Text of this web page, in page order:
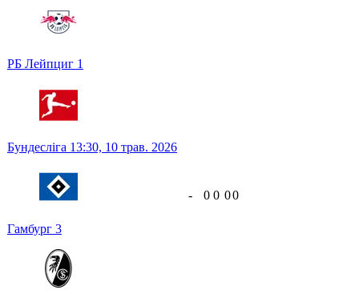
РБ Лейпциг 1
Бундесліга 13:30, 10 трав. 2026
Гамбург 3
- 0 0 00